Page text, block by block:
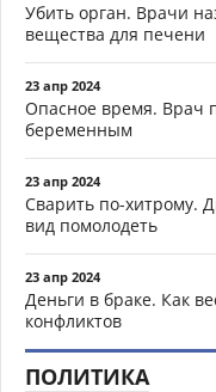
Убить орган. Врачи
вещества для печени
23 апр 2024
Опасное время. Врач
беременным
23 апр 2024
Сварить по-хитрому.
вид помолодеть
23 апр 2024
Деньги в браке. Как
конфликтов
ПОЛИТИКА